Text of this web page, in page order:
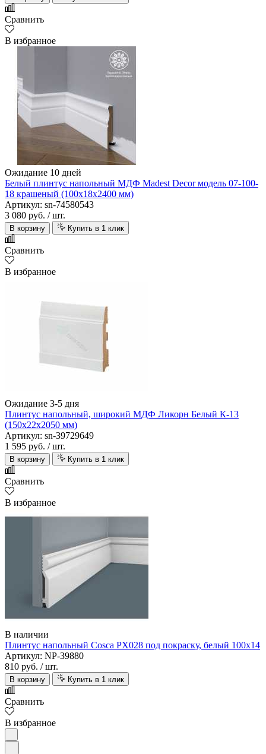
Сравнить
В избранное
Ожидание 10 дней
Белый плинтус напольный МДФ Madest Decor модель 07-100-
18 крашеный (100х18х2400 мм)
Артикул: sn-74580543
3 080 руб. / шт.
В корзину Купить в 1 клик
Сравнить
В избранное
Ожидание 3-5 дня
Плинтус напольный, широкий МДФ Ликорн Белый К-13
(150х22х2050 мм)
Артикул: sn-39729649
1 595 руб. / шт.
В корзину Купить в 1 клик
Сравнить
В избранное
В наличии
Плинтус напольный Cosca PX028 под покраску, белый 100х14
Артикул: NP-39880
810 руб. / шт.
В корзину Купить в 1 клик
Сравнить
В избранное